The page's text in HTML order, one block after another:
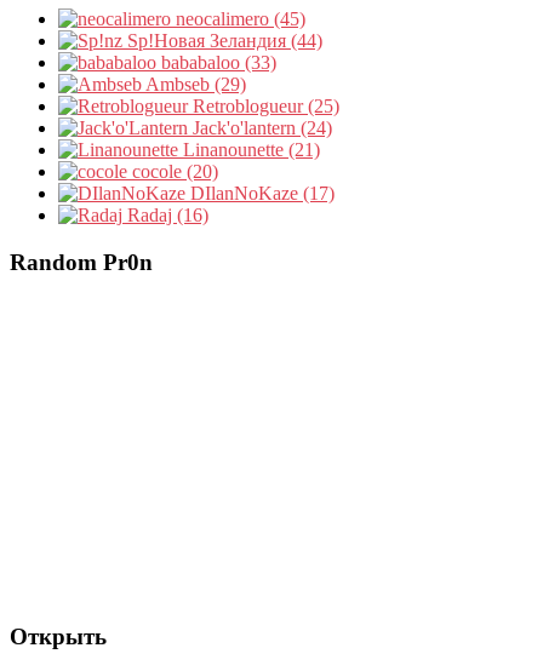
neocalimero (45)
Sp!Новая Зеландия (44)
bababaloo (33)
Ambseb (29)
Retroblogueur (25)
Jack'o'lantern (24)
Linanounette (21)
cocole (20)
DIlanNoKaze (17)
Radaj (16)
Random Pr0n
Открыть